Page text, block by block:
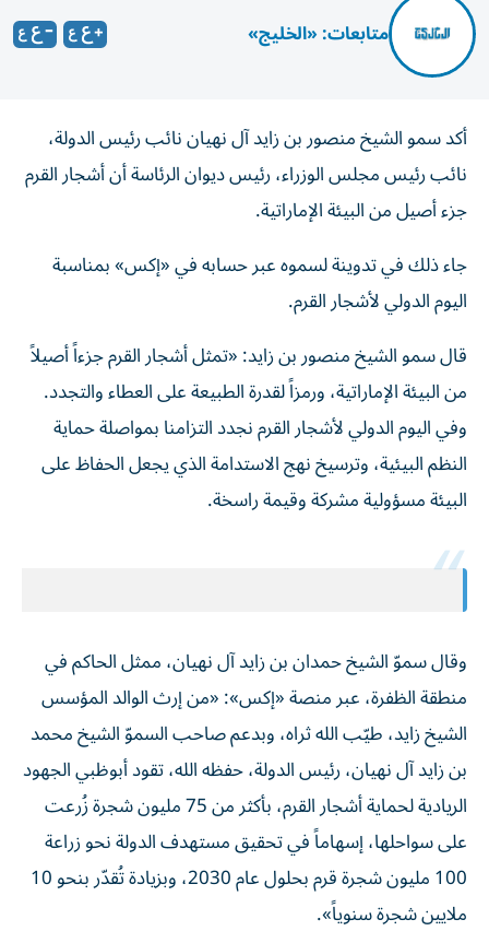
متابعات: «الخليج»
أكد سمو الشيخ منصور بن زايد آل نهيان نائب رئيس الدولة،
نائب رئيس مجلس الوزراء، رئيس ديوان الرئاسة أن أشجار القرم
جزء أصيل من البيئة الإماراتية.
جاء ذلك في تدوينة لسموه عبر حسابه في «إكس» بمناسبة
اليوم الدولي لأشجار القرم.
قال سمو الشيخ منصور بن زايد: «تمثل أشجار القرم جزءاً أصيلاً
من البيئة الإماراتية، ورمزاً لقدرة الطبيعة على العطاء والتجدد.
وفي اليوم الدولي لأشجار القرم نجدد التزامنا بمواصلة حماية
النظم البيئية، وترسيخ نهج الاستدامة الذي يجعل الحفاظ على
البيئة مسؤولية مشركة وقيمة راسخة.
وقال سموّ الشيخ حمدان بن زايد آل نهيان، ممثل الحاكم في
منطقة الظفرة، عبر منصة «إكس»: «من إرث الوالد المؤسس
الشيخ زايد، طيّب الله ثراه، وبدعم صاحب السموّ الشيخ محمد
بن زايد آل نهيان، رئيس الدولة، حفظه الله، تقود أبوظبي الجهود
الريادية لحماية أشجار القرم، بأكثر من 75 مليون شجرة زُرعت
على سواحلها، إسهاماً في تحقيق مستهدف الدولة نحو زراعة
100 مليون شجرة قرم بحلول عام 2030، وبزيادة تُقدّر بنحو 10
ملايين شجرة سنوياً».